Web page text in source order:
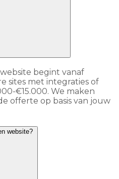
begint vanaf
sites met integraties of
€15.000. We maken
offerte op basis van jouw
van een website?